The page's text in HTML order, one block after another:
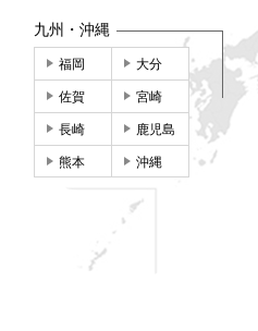
九州・沖縄
福岡 大分
佐賀 宮崎
長崎 鹿児島
熊本 沖縄